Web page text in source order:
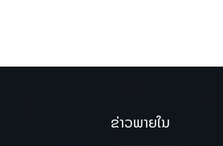
ຂ່າວພາຍໃນ